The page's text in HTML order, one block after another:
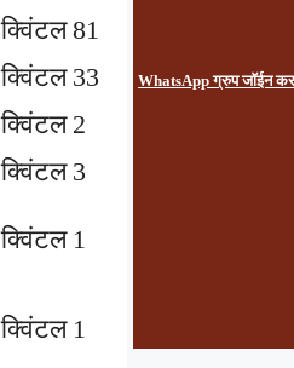
क्विंटल 81
क्विंटल 33 7000 10400
क्विंटल 2
क्विंटल 3
क्विंटल 1
क्विंटल 1
WhatsApp ग्रुप जॉईन